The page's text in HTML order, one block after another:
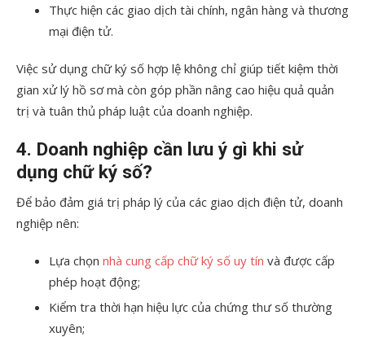
Thực hiện các giao dịch tài chính, ngân hàng và thương
mại điện tử.
Việc sử dụng chữ ký số hợp lệ không chỉ giúp tiết kiệm thời
gian xử lý hồ sơ mà còn góp phần nâng cao hiệu quả quản
trị và tuân thủ pháp luật của doanh nghiệp.
4. Doanh nghiệp cần lưu ý gì khi sử
dụng chữ ký số?
Để bảo đảm giá trị pháp lý của các giao dịch điện tử, doanh
nghiệp nên:
Lựa chọn nhà cung cấp chữ ký số uy tín và được cấp
phép hoạt động;
Kiểm tra thời hạn hiệu lực của chứng thư số thường
xuyên;